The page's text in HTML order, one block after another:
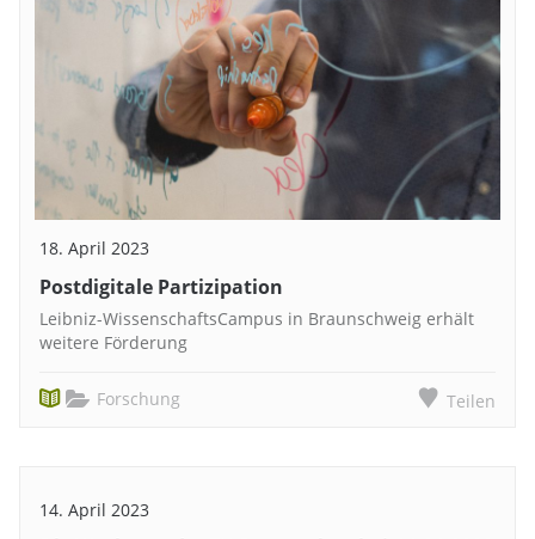
18. April 2023
Postdigitale Partizipation
Leibniz-WissenschaftsCampus in Braunschweig erhält
weitere Förderung
Forschung Teilen
14. April 2023